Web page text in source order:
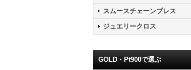
スムースチェーンブレス
ジュエリークロス
GOLD・Pt900で選ぶ